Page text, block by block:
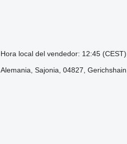
Hora local del vendedor: 12:45 (CEST)
Alemania, Sajonia, 04827,